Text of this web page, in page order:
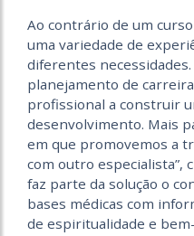
Ao contrário de um
uma variedade de
diferentes necessidades.
planejamento de
profissional a construir
desenvolvimento. Mais
em que promovemos a
com outro especialista”,
faz parte da solução o
bases médicas com
de espiritualidade e